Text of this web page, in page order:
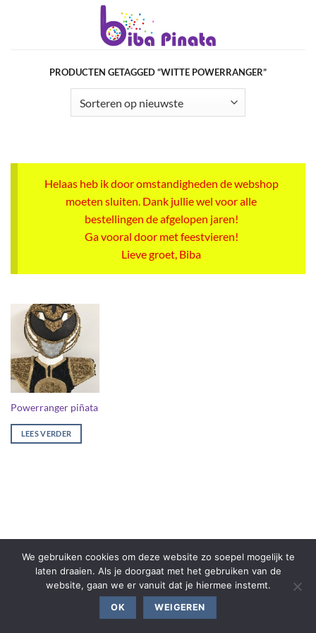
PRODUCTEN GETAGGED “WITTE POWERRANGER”
Helaas heb ik door omstandigheden de webshop
moeten sluiten. Dank jullie wel voor alle
bestellingen de afgelopen jaren!
Ga vooral door met feestvieren!
Lieve groet, Biba
Powerranger piñata
LEES VERDER
We gebruiken cookies om deze website zo soepel mogelijk te
laten draaien. Als je doorgaat met het gebruiken van de
website, gaan we er vanuit dat je hiermee instemt.
OK WEIGEREN